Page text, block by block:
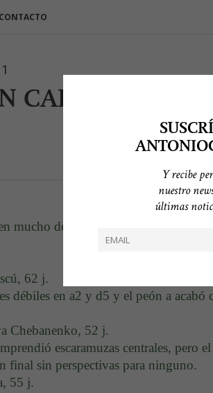
Y recibe
nuestro
últimas
CONTACTO
CABEZA
mucho de la combatividad de la ronda.
62 j.
débiles en a2 y d5 y el peón a acabó
Chebanenko, 52 j.
escaramuzas centrales, pero
final sin perspectivas para ninguno.
55 j.